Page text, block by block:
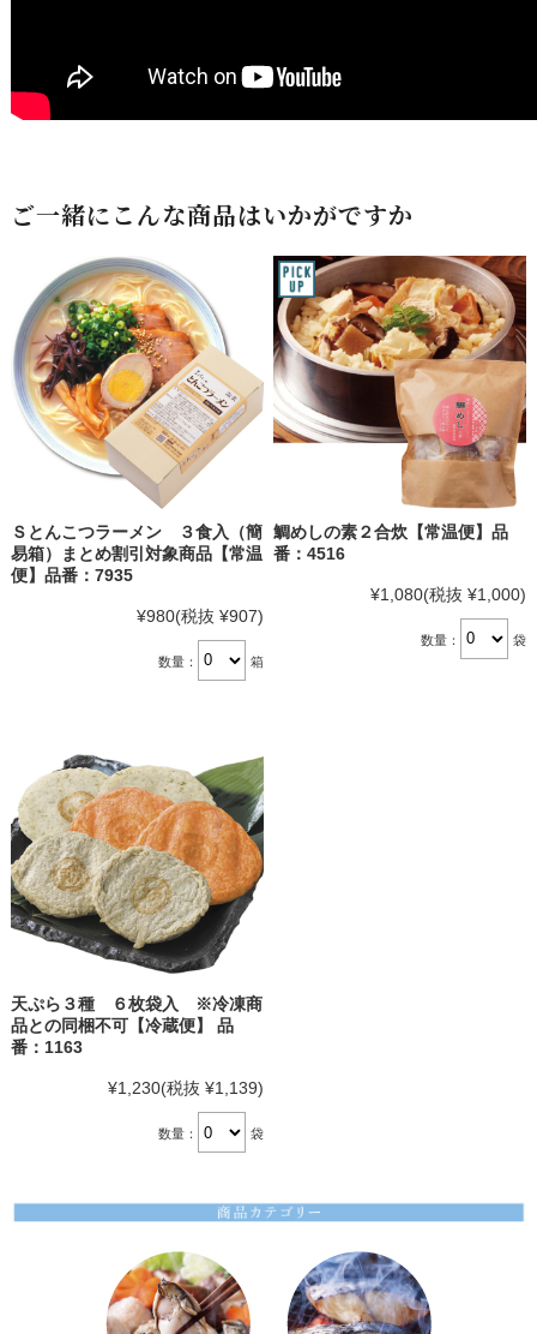
ご一緒にこんな商品はいかがですか
Ｓとんこつラーメン ３食入（簡
易箱）まとめ割引対象商品【常温
便】品番：7935
¥980(税抜 ¥907)
数量： 箱
鯛めしの素２合炊【常温便】品
番：4516
¥1,080(税抜 ¥1,000)
数量： 袋
天ぷら３種 ６枚袋入 ※冷凍商
品との同梱不可【冷蔵便】 品
番：1163
¥1,230(税抜 ¥1,139)
数量： 袋